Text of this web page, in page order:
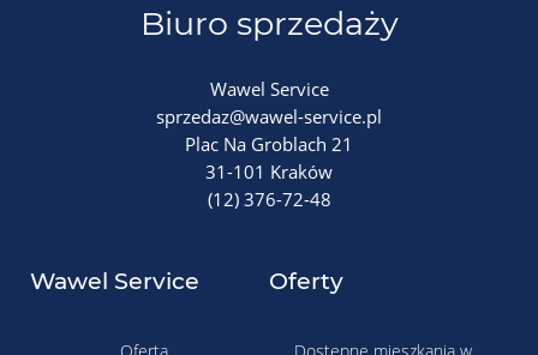
Biuro sprzedaży
Wawel Service
sprzedaz@wawel-service.pl
Plac Na Groblach 21
31-101 Kraków
(12) 376-72-48
Wawel Service Oferty